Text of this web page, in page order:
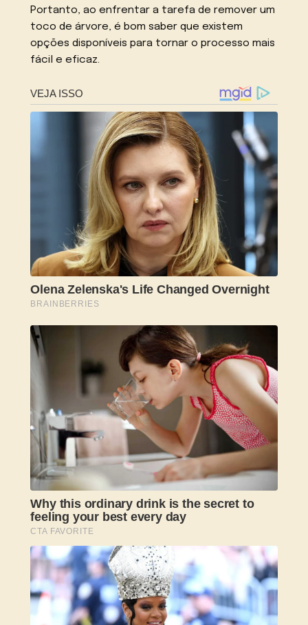
Portanto, ao enfrentar a tarefa de remover um
toco de árvore, é bom saber que existem
opções disponíveis para tornar o processo mais
fácil e eficaz.